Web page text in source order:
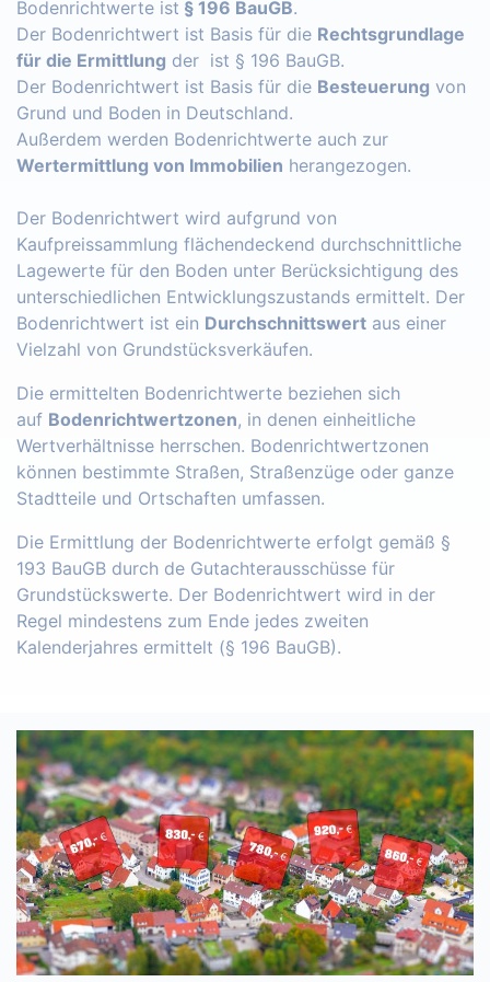
Bodenrichtwerte ist § 196 BauGB.
Der Bodenrichtwert ist Basis für die Rechtsgrundlage
für die Ermittlung der ist § 196 BauGB.
Der Bodenrichtwert ist Basis für die Besteuerung von
Grund und Boden in Deutschland.
Außerdem werden Bodenrichtwerte auch zur
Wertermittlung von Immobilien herangezogen.
Der Bodenrichtwert wird aufgrund von
Kaufpreissammlung flächendeckend durchschnittliche
Lagewerte für den Boden unter Berücksichtigung des
unterschiedlichen Entwicklungszustands ermittelt. Der
Bodenrichtwert ist ein Durchschnittswert aus einer
Vielzahl von Grundstücksverkäufen.
Die ermittelten Bodenrichtwerte beziehen sich
auf Bodenrichtwertzonen, in denen einheitliche
Wertverhältnisse herrschen. Bodenrichtwertzonen
können bestimmte Straßen, Straßenzüge oder ganze
Stadtteile und Ortschaften umfassen.
Die Ermittlung der Bodenrichtwerte erfolgt gemäß §
193 BauGB durch de Gutachterausschüsse für
Grundstückswerte. Der Bodenrichtwert wird in der
Regel mindestens zum Ende jedes zweiten
Kalenderjahres ermittelt (§ 196 BauGB).